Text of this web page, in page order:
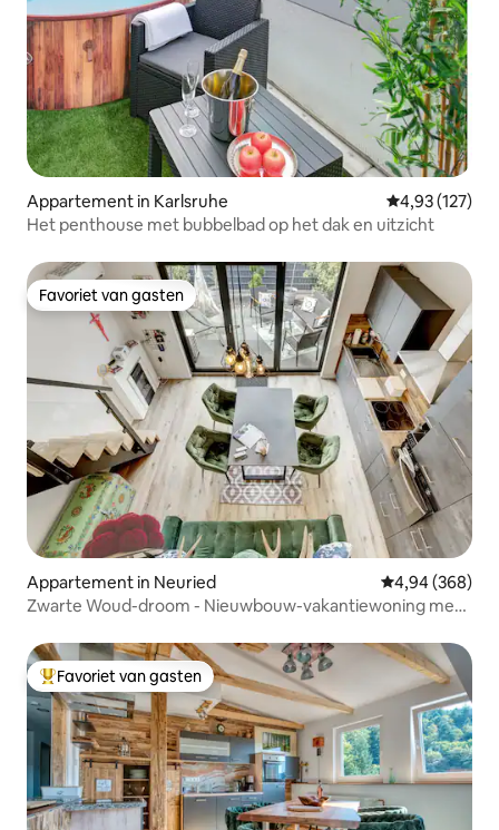
Appartement in Karlsruhe Gemiddelde
4,93 (127)
Het penthouse met bubbelbad op het dak en uitzicht
Favoriet van gasten
Favoriet van gasten
Appartement in Neuried Gemiddelde
4,94 (368)
Zwarte Woud-droom - Nieuwbouw-vakantiewoning met
Topfavoriet van gasten
Favoriet van gasten